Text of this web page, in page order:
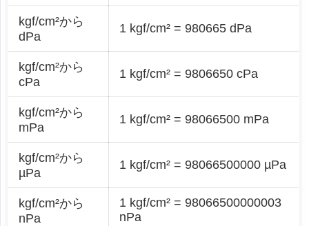
kgf/cm²から
dPa
1 kgf/cm² = 980665 dPa
kgf/cm²から
cPa
1 kgf/cm² = 9806650 cPa
kgf/cm²から
mPa
1 kgf/cm² = 98066500 mPa
kgf/cm²から
µPa
1 kgf/cm² = 98066500000 µPa
kgf/cm²から
nPa
1 kgf/cm² = 98066500000003
nPa